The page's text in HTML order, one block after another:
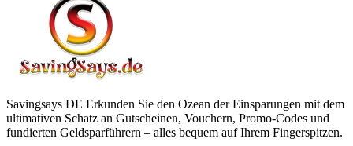
Savingsays DE Erkunden Sie den Ozean der Einsparungen mit dem
ultimativen Schatz an Gutscheinen, Vouchern, Promo-Codes und
fundierten Geldsparführern – alles bequem auf Ihrem Fingerspitzen.